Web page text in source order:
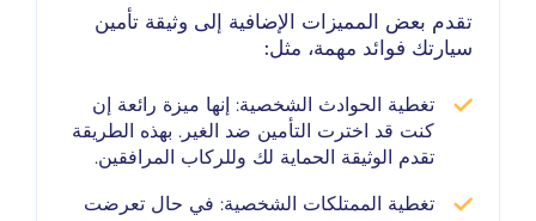
تقدم بعض المميزات الإضافية إلى وثيقة تأمين
سيارتك فوائد مهمة، مثل:
تغطية الحوادث الشخصية: إنها ميزة رائعة إن
كنت قد اخترت التأمين ضد الغير. بهذه الطريقة
تقدم الوثيقة الحماية لك وللركاب المرافقين.
تغطية الممتلكات الشخصية: في حال تعرضت